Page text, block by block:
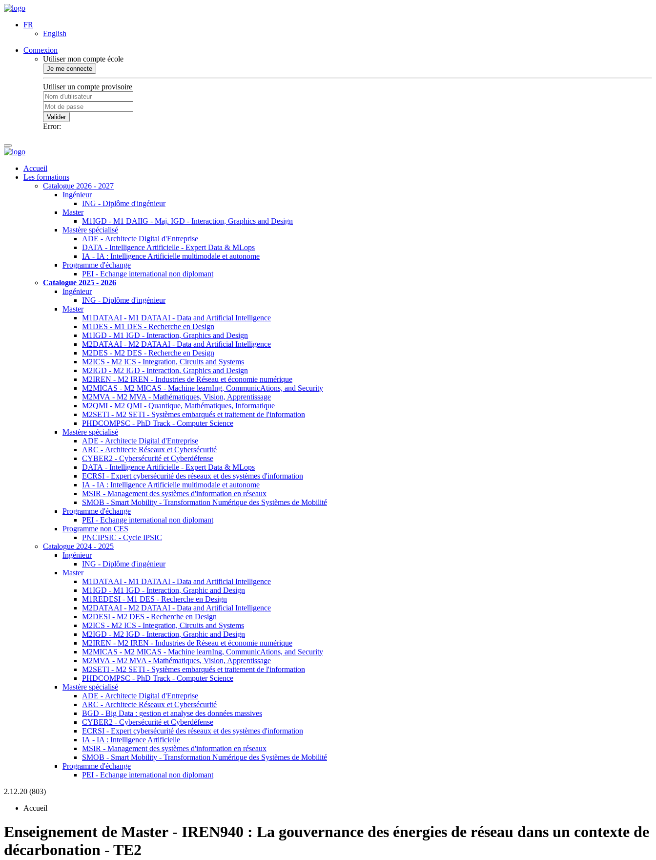
FR
English
Connexion
Utiliser mon compte école
Je me connecte
Utiliser un compte provisoire
Valider
Error:
Accueil
Les formations
Catalogue 2026 - 2027
Ingénieur
ING - Diplôme d'ingénieur
Master
M1IGD - M1 DAIIG - Maj. IGD - Interaction, Graphics and Design
Mastère spécialisé
ADE - Architecte Digital d'Entreprise
DATA - Intelligence Artificielle - Expert Data & MLops
IA - IA : Intelligence Artificielle multimodale et autonome
Programme d'échange
PEI - Echange international non diplomant
Catalogue 2025 - 2026
Ingénieur
ING - Diplôme d'ingénieur
Master
M1DATAAI - M1 DATAAI - Data and Artificial Intelligence
M1DES - M1 DES - Recherche en Design
M1IGD - M1 IGD - Interaction, Graphics and Design
M2DATAAI - M2 DATAAI - Data and Artificial Intelligence
M2DES - M2 DES - Recherche en Design
M2ICS - M2 ICS - Integration, Circuits and Systems
M2IGD - M2 IGD - Interaction, Graphics and Design
M2IREN - M2 IREN - Industries de Réseau et économie numérique
M2MICAS - M2 MICAS - Machine learnIng, CommunicAtions, and Security
M2MVA - M2 MVA - Mathématiques, Vision, Apprentissage
M2QMI - M2 QMI - Quantique, Mathématiques, Informatique
M2SETI - M2 SETI - Systèmes embarqués et traitement de l'information
PHDCOMPSC - PhD Track - Computer Science
Mastère spécialisé
ADE - Architecte Digital d'Entreprise
ARC - Architecte Réseaux et Cybersécurité
CYBER2 - Cybersécurité et Cyberdéfense
DATA - Intelligence Artificielle - Expert Data & MLops
ECRSI - Expert cybersécurité des réseaux et des systèmes d'information
IA - IA : Intelligence Artificielle multimodale et autonome
MSIR - Management des systèmes d'information en réseaux
SMOB - Smart Mobility - Transformation Numérique des Systèmes de Mobilité
Programme d'échange
PEI - Echange international non diplomant
Programme non CES
PNCIPSIC - Cycle IPSIC
Catalogue 2024 - 2025
Ingénieur
ING - Diplôme d'ingénieur
Master
M1DATAAI - M1 DATAAI - Data and Artificial Intelligence
M1IGD - M1 IGD - Interaction, Graphic and Design
M1REDESI - M1 DES - Recherche en Design
M2DATAAI - M2 DATAAI - Data and Artificial Intelligence
M2DESI - M2 DES - Recherche en Design
M2ICS - M2 ICS - Integration, Circuits and Systems
M2IGD - M2 IGD - Interaction, Graphic and Design
M2IREN - M2 IREN - Industries de Réseau et économie numérique
M2MICAS - M2 MICAS - Machine learnIng, CommunicAtions, and Security
M2MVA - M2 MVA - Mathématiques, Vision, Apprentissage
M2SETI - M2 SETI - Systèmes embarqués et traitement de l'information
PHDCOMPSC - PhD Track - Computer Science
Mastère spécialisé
ADE - Architecte Digital d'Entreprise
ARC - Architecte Réseaux et Cybersécurité
BGD - Big Data : gestion et analyse des données massives
CYBER2 - Cybersécurité et Cyberdéfense
ECRSI - Expert cybersécurité des réseaux et des systèmes d'information
IA - IA : Intelligence Artificielle
MSIR - Management des systèmes d'information en réseaux
SMOB - Smart Mobility - Transformation Numérique des Systèmes de Mobilité
Programme d'échange
PEI - Echange international non diplomant
2.12.20 (803)
Accueil
Enseignement de Master - IREN940 : La gouvernance des énergies de réseau dans un contexte de
décarbonation - TE2